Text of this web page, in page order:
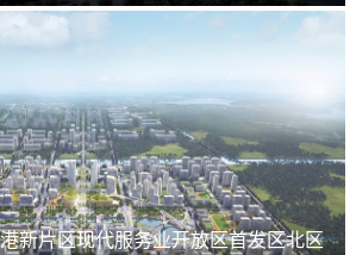
新片区现代服务业开放区首发区北区